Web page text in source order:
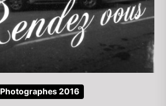
Photographes 2016